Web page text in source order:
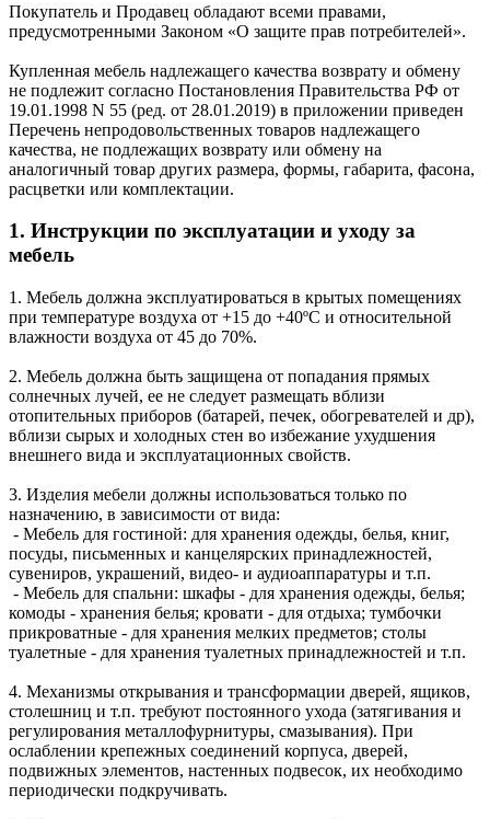
Покупатель и Продавец обладают всеми правами,
предусмотренными Законом «О защите прав потребителей».
Купленная мебель надлежащего качества возврату и обмену
не подлежит согласно Постановления Правительства РФ от
19.01.1998 N 55 (ред. от 28.01.2019) в приложении приведен
Перечень непродовольственных товаров надлежащего
качества, не подлежащих возврату или обмену на
аналогичный товар других размера, формы, габарита, фасона,
расцветки или комплектации.
1. Инструкции по эксплуатации и уходу за
мебель
1. Мебель должна эксплуатироваться в крытых помещениях
при температуре воздуха от +15 до +40ºС и относительной
влажности воздуха от 45 до 70%.
2. Мебель должна быть защищена от попадания прямых
солнечных лучей, ее не следует размещать вблизи
отопительных приборов (батарей, печек, обогревателей и др),
вблизи сырых и холодных стен во избежание ухудшения
внешнего вида и эксплуатационных свойств.
3. Изделия мебели должны использоваться только по
назначению, в зависимости от вида:
- Мебель для гостиной: для хранения одежды, белья, книг,
посуды, письменных и канцелярских принадлежностей,
сувениров, украшений, видео- и аудиоаппаратуры и т.п.
- Мебель для спальни: шкафы - для хранения одежды, белья;
комоды - хранения белья; кровати - для отдыха; тумбочки
прикроватные - для хранения мелких предметов; столы
туалетные - для хранения туалетных принадлежностей и т.п.
4. Механизмы открывания и трансформации дверей, ящиков,
столешниц и т.п. требуют постоянного ухода (затягивания и
регулирования металлофурнитуры, смазывания). При
ослаблении крепежных соединений корпуса, дверей,
подвижных элементов, настенных подвесок, их необходимо
периодически подкручивать.